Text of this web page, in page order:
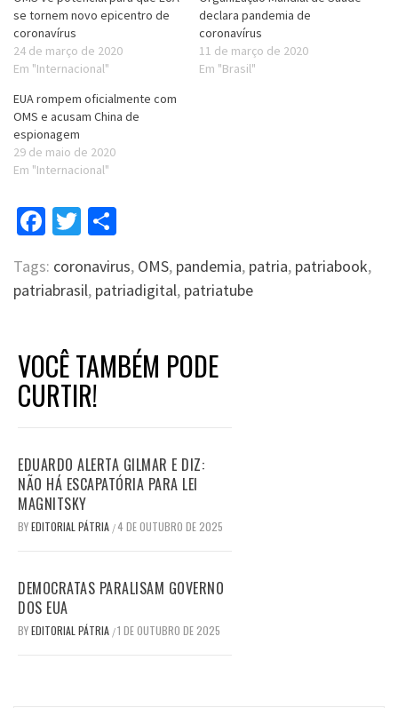
se tornem novo epicentro de
coronavírus
24 de março de 2020
Em "Internacional"
declara pandemia de
coronavírus
11 de março de 2020
Em "Brasil"
EUA rompem oficialmente com
OMS e acusam China de
espionagem
29 de maio de 2020
Em "Internacional"
Facebook
Twitter
Tags: coronavirus, OMS, pandemia, patria, patriabook,
patriabrasil, patriadigital, patriatube
VOCÊ TAMBÉM PODE
CURTIR!
EDUARDO ALERTA GILMAR E DIZ:
NÃO HÁ ESCAPATÓRIA PARA LEI
MAGNITSKY
BYEDITORIAL PÁTRIA /4 DE OUTUBRO DE 2025
DEMOCRATAS PARALISAM GOVERNO
DOS EUA
BYEDITORIAL PÁTRIA /1 DE OUTUBRO DE 2025